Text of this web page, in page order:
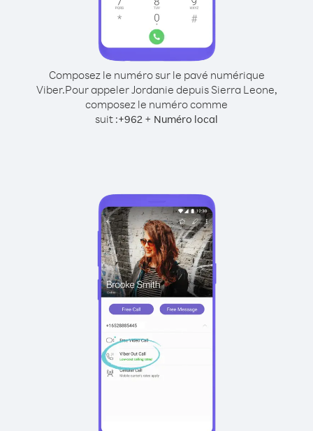
Composez le numéro sur le pavé numérique
Viber.Pour appeler Jordanie depuis Sierra Leone,
composez le numéro comme
suit :+962 + Numéro local